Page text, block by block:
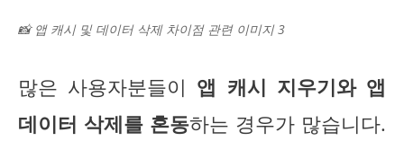
📸 앱 캐시 및 데이터 삭제 차이점 관련 이미지 3
많은 사용자분들이 앱 캐시 지우기와 앱
데이터 삭제를 혼동하는 경우가 많습니다.